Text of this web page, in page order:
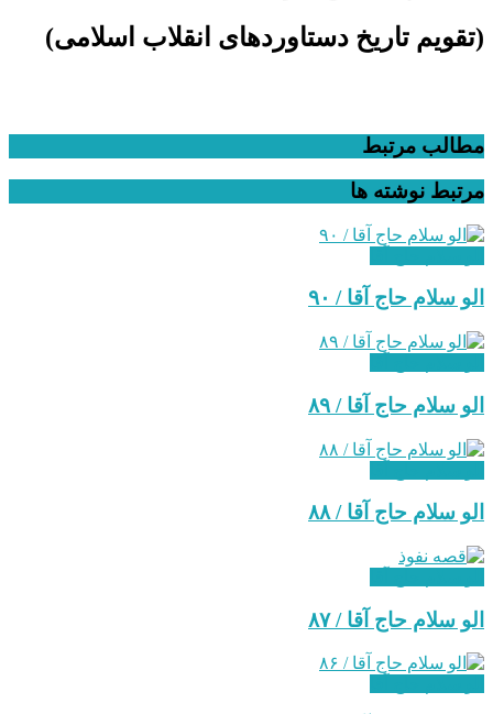
(تقویم تاریخ دستاوردهای انقلاب اسلامی​)
مطالب مرتبط
مرتبط نوشته ها
الو سلام حاج آقا / ۹۰
‌الو سلام حاج آقا / ۸۹
الو سلام حاج آقا / ۸۸
الو سلام حاج آقا / ۸۷